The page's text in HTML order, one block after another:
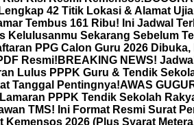
42 Titik Lokasi & Alamat
Tembus 161 Ribu! Ini Jadwal
Kelulusanmu Sekarang Sebelum
PPG Calon Guru 2026
Resmi! BREAKING NEWS!
Lulus PPPK Guru & Tendik
Tanggal Pentingnya!AWAS
PPPK Tendik Sekolah
TMS! Ini Format Resmi Surat
Kemensos 2026 (Plus Syarat